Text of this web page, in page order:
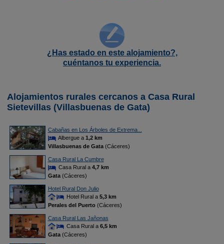
¿Has estado en este alojamiento?,
cuéntanos tu experiencia.
Alojamientos rurales cercanos a Casa Rural
Sietevillas (Villasbuenas de Gata)
Cabañas en Los Árboles de Extrema...
Albergue a 1,2 km
Villasbuenas de Gata(Cáceres)
Casa Rural La Cumbre
Casa Rural a 4,7 km
Gata(Cáceres)
Hotel Rural Don Julio
Hotel Rural a 5,3 km
Perales del Puerto(Cáceres)
Casa Rural Las Jañonas
Casa Rural a 6,5 km
Gata(Cáceres)